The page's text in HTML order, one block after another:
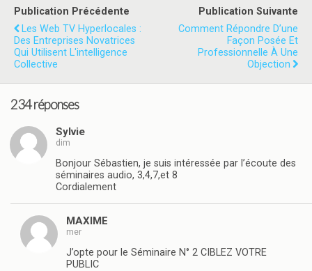
Publication Précédente
Les Web TV Hyperlocales :
Des Entreprises Novatrices
Qui Utilisent L'intelligence
Collective
Publication Suivante
Comment Répondre D’une
Façon Posée Et
Professionnelle À Une
Objection
234 réponses
Sylvie
dim
Bonjour Sébastien, je suis intéressée par l’écoute des
séminaires audio, 3,4,7,et 8
Cordialement
MAXIME
mer
J’opte pour le Séminaire N° 2 CIBLEZ VOTRE
PUBLIC